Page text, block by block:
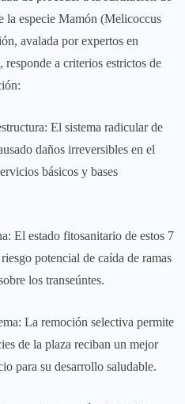
la especie Mamón (Melicoccus
avalada por expertos en
a criterios estrictos de
El sistema radicular de
daños irreversibles en el
básicos y bases
El estado fitosanitario de estos 7
potencial de caída de ramas
los transeúntes.
La remoción selectiva permite
de la plaza reciban un mejor
para su desarrollo saludable.